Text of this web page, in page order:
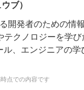
ブ）
開発者のための情
クノロジーを学
、エンジニアの学
点での内容です